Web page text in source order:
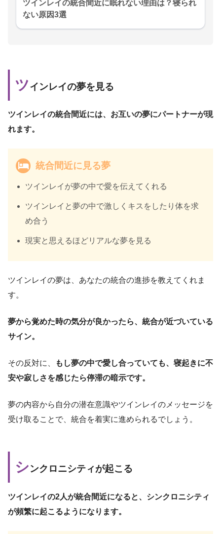
ツインレイの統合間近に眠れない理由は？寝られ
ない原因3選
ツインレイの夢を見る
ツインレイの統合間近には、お互いの夢にパートナーが現
れます。
統合間近に見る夢
ツインレイが夢の中で愛を伝えてくれる
ツインレイと夢の中で激しくキスをしたり体を求
め合う
現実と思えるほどリアルな夢を見る
ツインレイの夢は、あなたの統合の進捗を教えてくれま
す。
夢から覚めた時の気分が良かったら、統合が近づいている
サイン。
その反対に、
もし夢の中で愛し合っていても、寝起きに不
安や寂しさを感じたら停滞の暗示です。
夢の内容から自分の潜在意識やツインレイのメッセージを
受け取ることで、統合を着実に進められるでしょう。
シンクロニシティが起こる
ツインレイの2人が統合間近になると、シンクロニシティ
が頻繁に起こるようになります。